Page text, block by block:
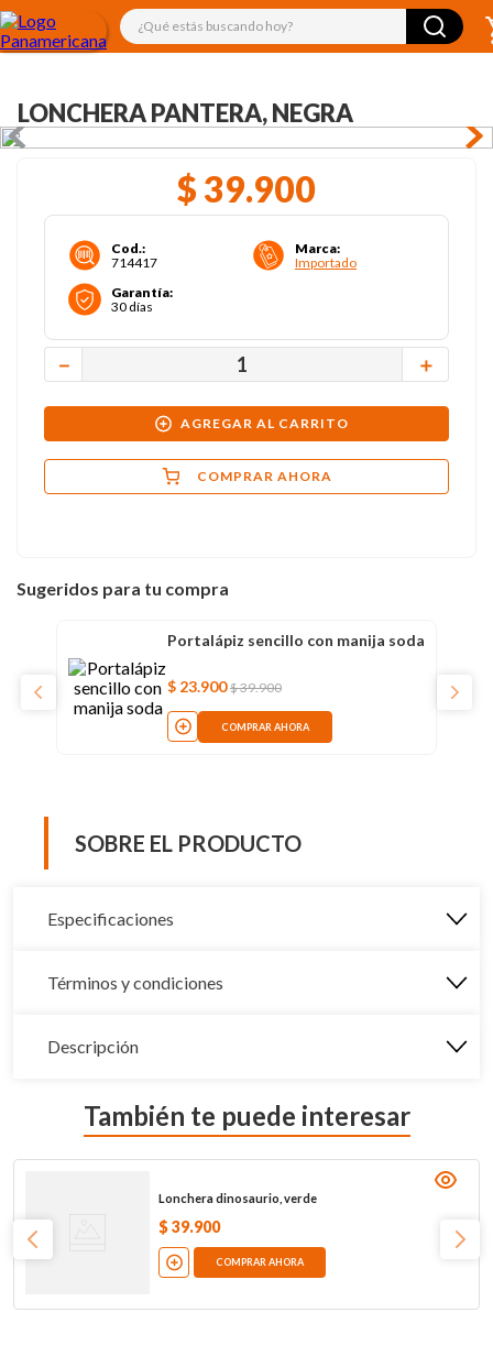
¿Qué estás buscando hoy?
LONCHERA PANTERA, NEGRA
$ 39.900
Cod.:
714417
Marca:
Importado
Garantía:
30 días
＋
－
AGREGAR AL CARRITO
COMPRAR AHORA
Sugeridos para tu compra
Portalápiz sencillo con manija soda
$ 23.900 $39.900
COMPRAR AHORA
SOBRE EL PRODUCTO
Especificaciones
Términos y condiciones
Descripción
También te puede interesar
Lonchera dinosaurio, verde
$ 39.900
COMPRAR AHORA